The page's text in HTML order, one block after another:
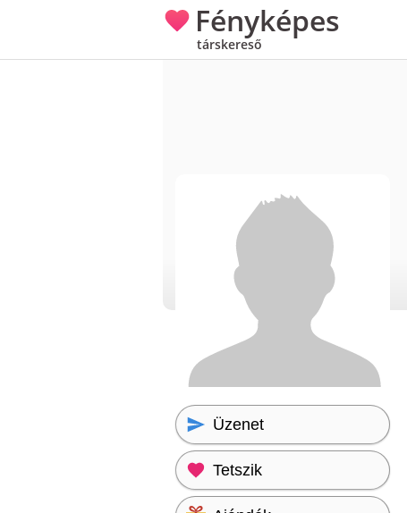
Fényképes
társkereső
Üzenet
Tetszik